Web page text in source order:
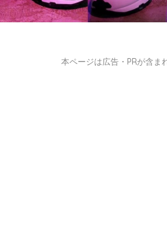
本ページは広告・PRが含ま